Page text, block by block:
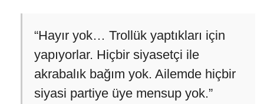
“Hayır yok… Trollük yaptıkları için
yapıyorlar. Hiçbir siyasetçi ile
akrabalık bağım yok. Ailemde hiçbir
siyasi partiye üye mensup yok.”